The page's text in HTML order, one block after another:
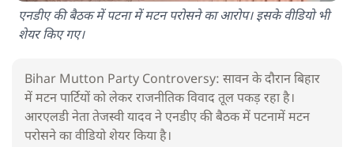
एनडीए की बैठक में पटना में मटन परोसने का आरोप। इसके वीडियो भी
शेयर किए गए।
Bihar Mutton Party Controversy: सावन के दौरान बिहार
में मटन पार्टियों को लेकर राजनीतिक विवाद तूल पकड़ रहा है।
आरएलडी नेता तेजस्वी यादव ने एनडीए की बैठक में पटनामें मटन
परोसने का वीडियो शेयर किया है।